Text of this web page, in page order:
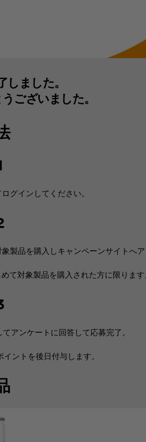
ました。
ございました。
グインしてください。
製品を購入しキャンペーンサイトへア
て対象製品を購入された方に限りま
アンケートに回答して応募完了。
ントを後日付与します。